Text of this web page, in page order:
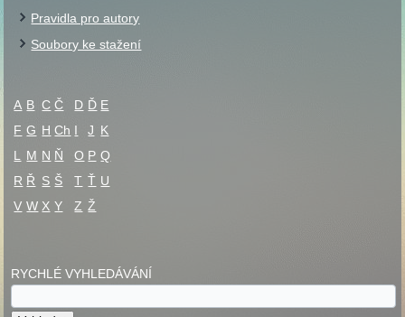
Pravidla pro autory
Soubory ke stažení
A B C Č D Ď E
F G H Ch I J K
L
M N Ň O P Q
R Ř S Š T Ť U
V W X Y Z Ž
RYCHLÉ VYHLEDÁVÁNÍ